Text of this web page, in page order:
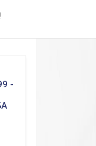
-